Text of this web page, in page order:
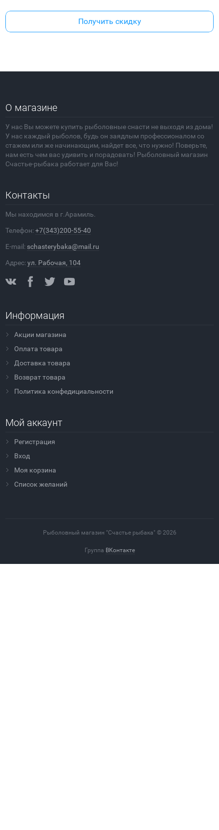
Получить скидку
О магазине
У нас Вы можете купить рыболовные снасти не выходя из дома!
У нас каждый рыболов, будь он заядлым профессионалом со
стажем или же начинающим, найдет все, что нужно! Поверьте,
нам есть чем вас удивить и порадовать! Рыболовный магазин
Счастье-рыбака работает для Вас!
Контакты
Мы находимся в г.Арамиль.
Телефон:+7(343)200-55-40
E-mail: schasterybaka@mail.ru
Адрес:ул. Рабочая, 104
Информация
Акции магазина
Оплата товара
Доставка товара
Возврат товара
Политика конфедициальности
Мой аккаунт
Регистрация
Вход
Моя корзина
Cписок желаний
Рыболовный магазин "Счастье рыбака" © 2026
Группа ВКонтакте